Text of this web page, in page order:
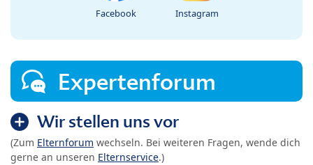
Facebook Instagram
Expertenforum
Wir stellen uns vor
(Zum Elternforum wechseln. Bei weiteren Fragen, wende dich
gerne an unseren Elternservice.)